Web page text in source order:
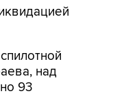
над
93